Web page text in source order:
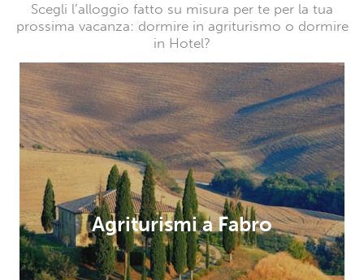
Scegli l’alloggio fatto su misura per te per la tua
prossima vacanza: dormire in agriturismo o dormire
in Hotel?
Agriturismi a Fabro